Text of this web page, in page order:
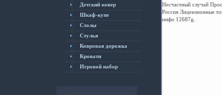
Детский ковер
Шкаф-купе
Столы
Cтулья
Ковровая дорожка
Кровати
Игровой набор
Несчастный случай
Россия Лицензионные
инфо 12687g.